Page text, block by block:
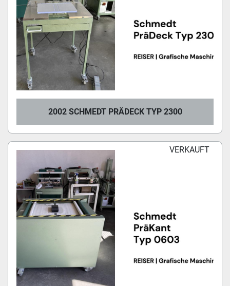
2002 SCHMEDT PRÄDECK TYP 2300
VERKAUFT